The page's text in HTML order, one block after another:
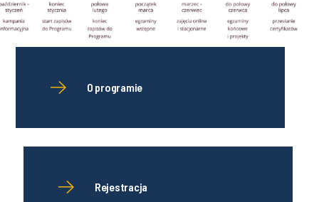
O programie
Rejestracja